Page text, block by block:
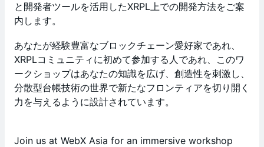
と開発者ツールを活用したXRPL上での開発方法をご案
内します。
あなたが経験豊富なブロックチェーン愛好家であれ、
XRPLコミュニティに初めて参加する人であれ、このワ
ークショップはあなたの知識を広げ、創造性を刺激し、
分散型台帳技術の世界で新たなフロンティアを切り開く
力を与えるように設計されています。
Join us at WebX Asia for an immersive workshop